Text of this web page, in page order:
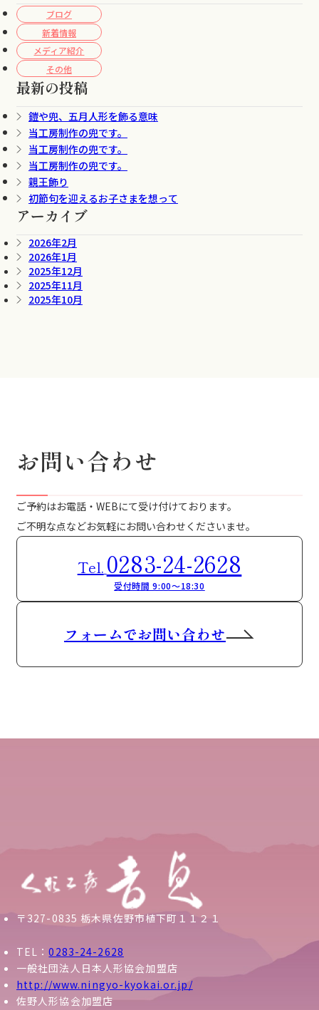
ブログ
新着情報
メディア紹介
その他
最新の投稿
鎧や兜、五月人形を飾る意味
当工房制作の兜です。
当工房制作の兜です。
当工房制作の兜です。
親王飾り
初節句を迎えるお子さまを想って
アーカイブ
2026年2月
2026年1月
2025年12月
2025年11月
2025年10月
お問い合わせ
ご予約はお電話・WEBにて受け付けております。
ご不明な点などお気軽にお問い合わせくださいませ。
Tel. 0283-24-2628
受付時間 9:00～18:30
フォームでお問い合わせ
〒327-0835 栃木県佐野市植下町１１２１
TEL：0283-24-2628
一般社団法人日本人形協会加盟店
http://www.ningyo-kyokai.or.jp/
佐野人形協会加盟店